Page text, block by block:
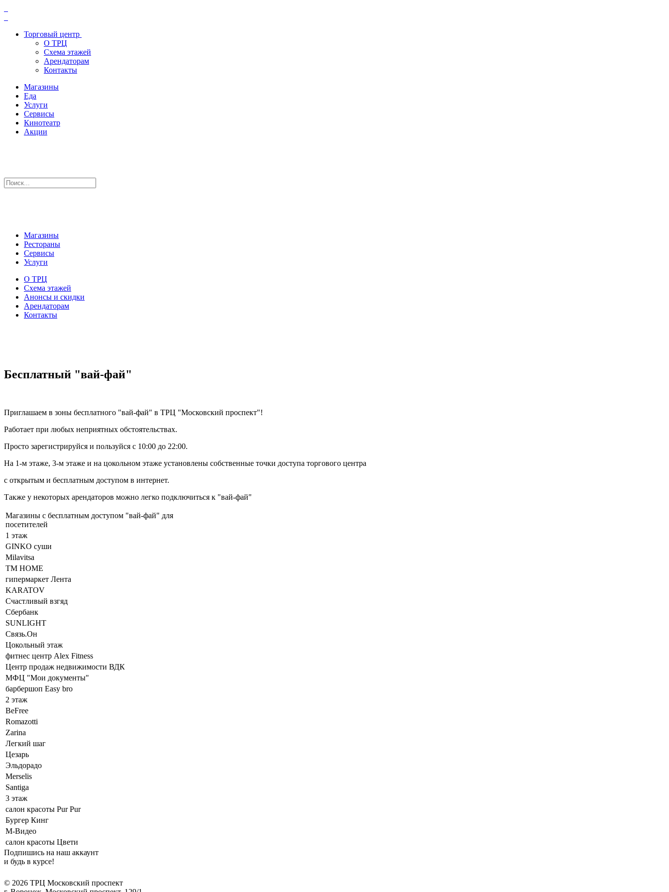
Торговый центр
О ТРЦ
Схема этажей
Арендаторам
Контакты
Магазины
Еда
Услуги
Сервисы
Кинотеатр
Акции
Магазины
Рестораны
Сервисы
Услуги
О ТРЦ
Схема этажей
Анонсы и скидки
Арендаторам
Контакты
Бесплатный "вай-фай"
Приглашаем в зоны бесплатного "вай-фай" в ТРЦ "Московский проспект"!
Работает при любых неприятных обстоятельствах.
Просто зарегистрируйся и пользуйся с 10:00 до 22:00.
На 1-м этаже, 3-м этаже и на цокольном этаже установлены собственные точки доступа торгового центра
с открытым и бесплатным доступом в интернет.
Также у некоторых арендаторов можно легко подключиться к "вай-фай"
Магазины с бесплатным доступом "вай-фай" для
посетителей
1 этаж
GINKO суши
Milavitsa
TM HOME
гипермаркет Лента
KARATOV
Счастливый взгяд
Сбербанк
SUNLIGHT
Связь.Он
Цокольный этаж
фитнес центр Alex Fitness
Центр продаж недвижимости ВДК
МФЦ "Мои документы"
барбершоп Easy bro
2 этаж
BeFree
Romazotti
Zarina
Легкий шаг
Цезарь
Эльдорадо
Merselis
Santiga
3 этаж
салон красоты Pur Pur
Бургер Кинг
М-Видео
салон красоты Цвети
Подпишись на наш аккаунт
и будь в курсе!
© 2026 ТРЦ Московский проспект